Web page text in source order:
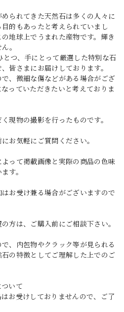
られてきた天然石は多くの人々に
的もあったと考えられていまし
地球上でうまれた産物です。輝き
。
つ、手にとって厳選した特別な石
皆さまにお届けしております。
、微細な傷などがある場合がござ
っていただきたいと考えておりま
現物の撮影を行ったものです。
お気軽にご質問ください。
って掲載画像と実際の商品の色味
す。
お受け兼る場合がございますので
方は、ご購入前にご相談下さい。
、内包物やクラック等が見られる
の特徴としてご理解した上でのご
いて
お受けしておりませんので、ご了